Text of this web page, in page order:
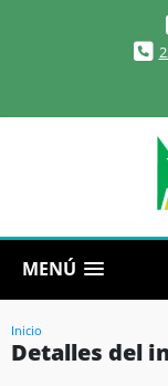
MENÚ
Inicio
Detalles del